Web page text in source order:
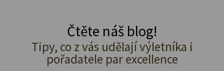
Čtěte náš blog!
Tipy, co z vás udělají výletníka i
pořadatele par excellence